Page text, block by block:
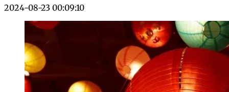
2024-08-23 00:09:10